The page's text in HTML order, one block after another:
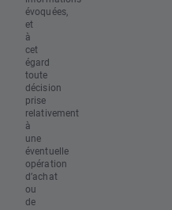
évoquées,
et
à
cet
égard
toute
décision
prise
relativement
à
une
éventuelle
opération
d’achat
ou
de